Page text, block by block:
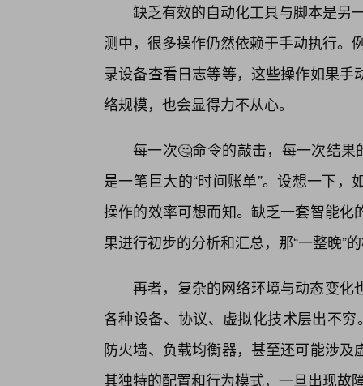
缺乏有效的自动化工具与脚本是另
测中，很多操作仍然依赖于手动执行。
录设备查看日志等等，这些操作如果
络规模，也会显得力不从心。
每一次🤔命令的敲击，每一次结果
是一笔巨大的“时间账单”。设想一下
操作的效率可想而知。缺乏一套智能
果进行初步的分析和汇总，那“一整晚”
再者，复杂的网络环境与动态变化
各种设备、协议、虚拟化技术层出不
防火墙、负载均衡器，甚至还可能涉
其独特的配置和行为模式，一旦出现故